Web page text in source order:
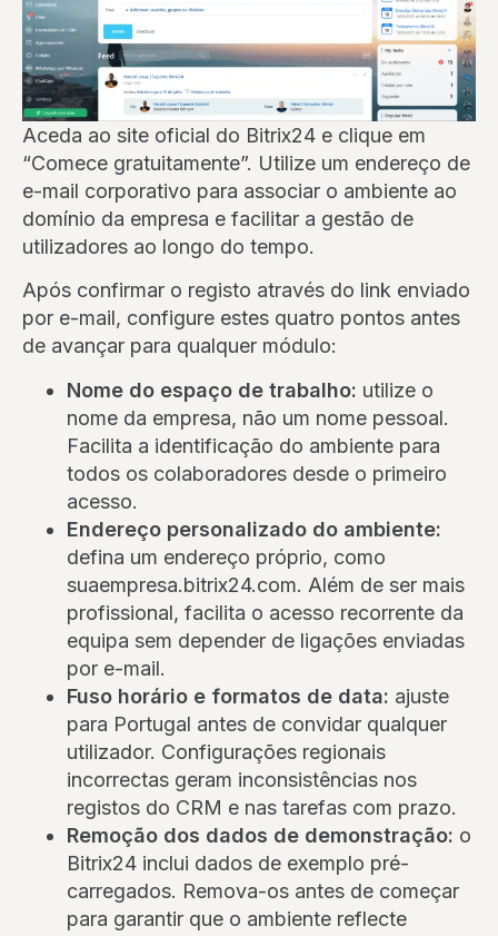
Aceda ao site oficial do Bitrix24 e clique em
“Comece gratuitamente”. Utilize um endereço de
e-mail corporativo para associar o ambiente ao
domínio da empresa e facilitar a gestão de
utilizadores ao longo do tempo.
Após confirmar o registo através do link enviado
por e-mail, configure estes quatro pontos antes
de avançar para qualquer módulo:
Nome do espaço de trabalho: utilize o
nome da empresa, não um nome pessoal.
Facilita a identificação do ambiente para
todos os colaboradores desde o primeiro
acesso.
Endereço personalizado do ambiente:
defina um endereço próprio, como
suaempresa.bitrix24.com. Além de ser mais
profissional, facilita o acesso recorrente da
equipa sem depender de ligações enviadas
por e-mail.
Fuso horário e formatos de data: ajuste
para Portugal antes de convidar qualquer
utilizador. Configurações regionais
incorrectas geram inconsistências nos
registos do CRM e nas tarefas com prazo.
Remoção dos dados de demonstração: o
Bitrix24 inclui dados de exemplo pré-
carregados. Remova-os antes de começar
para garantir que o ambiente reflecte